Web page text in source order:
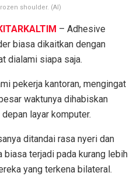
shoulder. (AI)
– Adhesive
biasa dikaitkan dengan
dialami siapa saja.
pekerja kantoran, mengingat
waktunya dihabiskan
layar komputer.
ditandai rasa nyeri dan
biasa terjadi pada kurang lebih
yang terkena bilateral.